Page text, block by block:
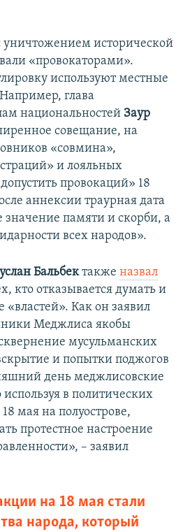
уничтожением исторической
«провокаторами».
используют местные
глава
национальностей Заур
совещание, на
«совмина»,
и лояльных
провокаций» 18
аннексии траурная дата
значение памяти и скорби, а
всех народов».
Бальбектакже назвал
кто отказывается думать и
«властей». Как он заявил
Меджлиса якобы
мусульманских
и попытки поджогов
день меджлисовские
в политических
мая на полуострове,
протестное настроение
– заявил
на 18 мая стали
народа, который